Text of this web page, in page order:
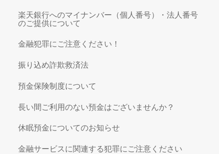
楽天銀行へのマイナンバー（個人番号）・法人番号
のご提供について
金融犯罪にご注意ください！
振り込め詐欺救済法
預金保険制度について
長い間ご利用のない預金はございませんか？
休眠預金についてのお知らせ
金融サービスに関連する犯罪にご注意ください